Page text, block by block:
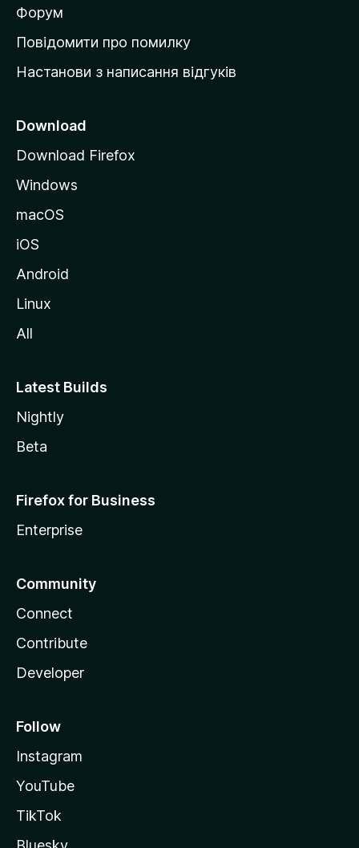
в
к
M
z
l
l
Форум
Повідомити про помилку
Настанови з написання відгуків
Download
Download Firefox
Windows
macOS
iOS
Android
Linux
All
Latest Builds
Nightly
Beta
Firefox for Business
Enterprise
Community
Connect
Contribute
Developer
Follow
Instagram
YouTube
TikTok